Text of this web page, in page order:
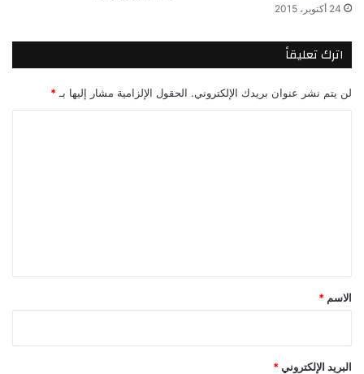
24 أكتوبر، 2015
اترك تعليقاً
لن يتم نشر عنوان بريدك الإلكتروني. الحقول الإلزامية مشار إليها بـ *
*
الاسم *
البريد الإلكتروني *